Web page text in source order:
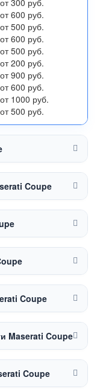
от 300 руб.
от 600 руб.
от 500 руб.
от 600 руб.
от 500 руб.
от 200 руб.
от 900 руб.
от 600 руб.
от 1000 руб.
от 500 руб.
Coupe
Coupe
Maserati Coupe
Coupe